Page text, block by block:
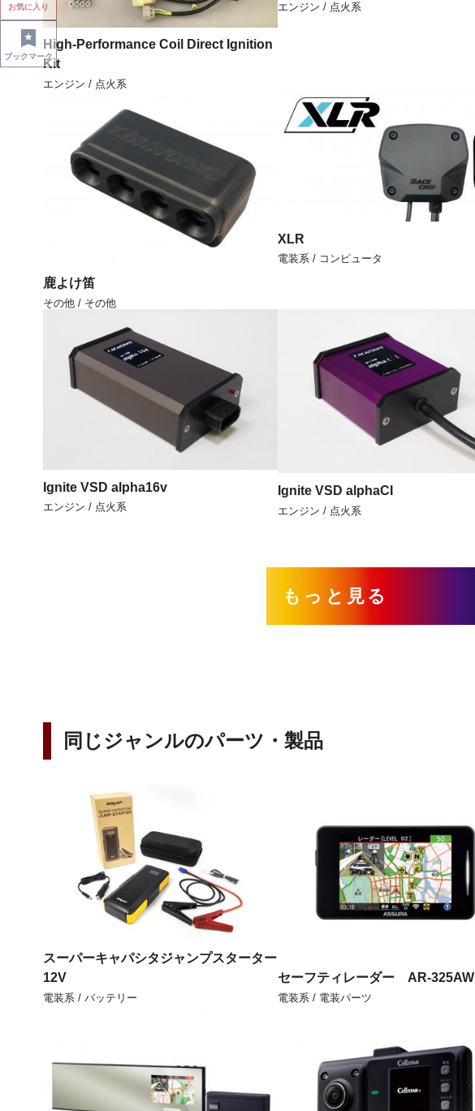
High-Performance Coil Direct Ignition
Kit
エンジン / 点火系
エンジン / 点火系
鹿よけ笛
その他 / その他
XLR
電装系 / コンピュータ
Ignite VSD alpha16v
エンジン / 点火系
Ignite VSD alphaCI
エンジン / 点火系
もっと見る
同じジャンルのパーツ・製品
スーパーキャパシタジャンプスターター
12V
電装系 / バッテリー
セーフティレーダー AR-325AW
電装系 / 電装パーツ
お気に入り
ブックマーク